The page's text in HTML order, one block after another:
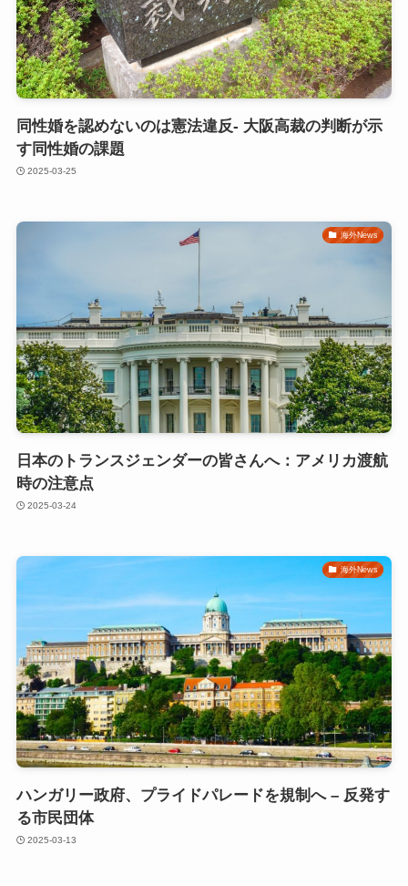
同性婚を認めないのは憲法違反- 大阪高裁の判断が示
す同性婚の課題
2025-03-25
海外News
日本のトランスジェンダーの皆さんへ：アメリカ渡航
時の注意点
2025-03-24
海外News
ハンガリー政府、プライドパレードを規制へ – 反発す
る市民団体
2025-03-13